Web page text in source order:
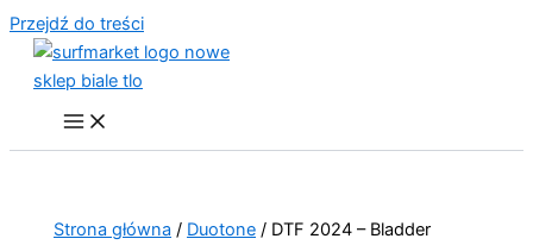
Przejdź do treści
Strona główna / Duotone / DTF 2024 – Bladder